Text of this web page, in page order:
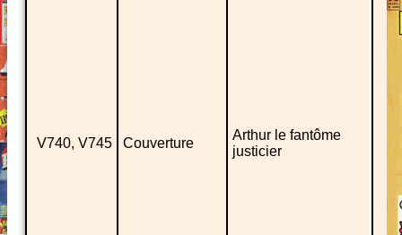
V740, V745 Couverture
Arthur le fantôme
justicier